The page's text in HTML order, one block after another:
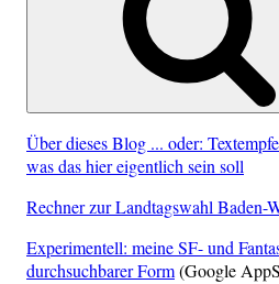
Über dieses Blog ... oder:
was das hier eigentlich sein soll
Rechner zur Landtagswahl Baden-
Experimentell: meine SF- und
durchsuchbarer Form(Google